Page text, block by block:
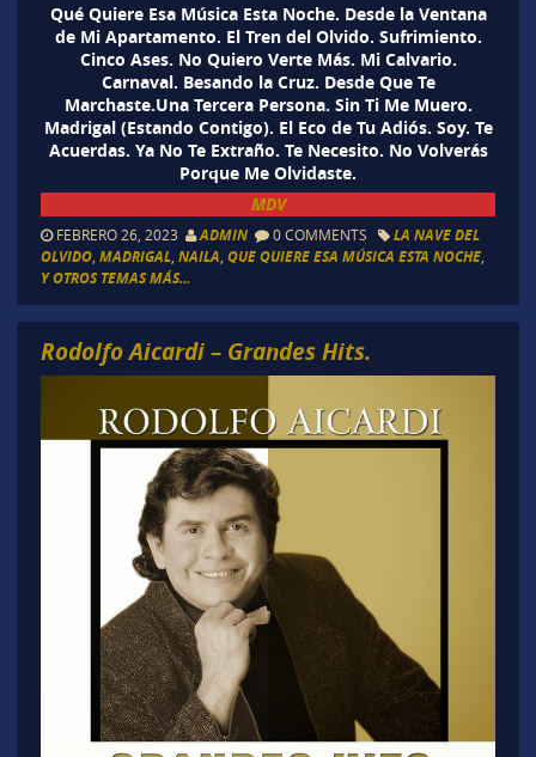
Qué Quiere Esa Música Esta Noche. Desde la Ventana
de Mi Apartamento. El Tren del Olvido. Sufrimiento.
Cinco Ases. No Quiero Verte Más. Mi Calvario.
Carnaval. Besando la Cruz. Desde Que Te
Marchaste.Una Tercera Persona. Sin Ti Me Muero.
Madrigal (Estando Contigo). El Eco de Tu Adiós. Soy. Te
Acuerdas. Ya No Te Extraño. Te Necesito. No Volverás
Porque Me Olvidaste.
MDV
FEBRERO 26, 2023 ADMIN 0 COMMENTS
LA NAVE DEL
OLVIDO, MADRIGAL, NAILA, QUE QUIERE ESA MÚSICA ESTA NOCHE,
Y OTROS TEMAS MÁS...
Rodolfo Aicardi – Grandes Hits.